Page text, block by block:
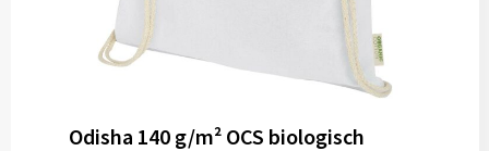
Odisha 140 g/m² OCS biologisch